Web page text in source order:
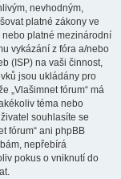
nevhodným,
platné zákony ve
nebo platné mezinárodní
vykázání z fóra a/nebo
(ISP) na vaši činnost,
jsou ukládány pro
„Vlašimnet fórum“ má
téma nebo
souhlasíte se
fórum“ ani phpBB
nepřebírá
pokus o vniknutí do